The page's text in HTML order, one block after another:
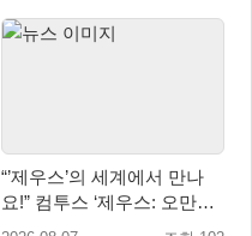
“’제우스’의 세계에서 만나
요!” 컴투스 ‘제우스: 오만의
신’ 쇼케이스 찾은 배우 박지